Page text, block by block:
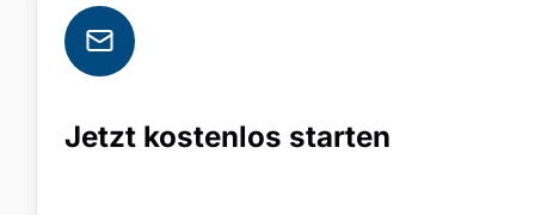
Jetzt kostenlos starten